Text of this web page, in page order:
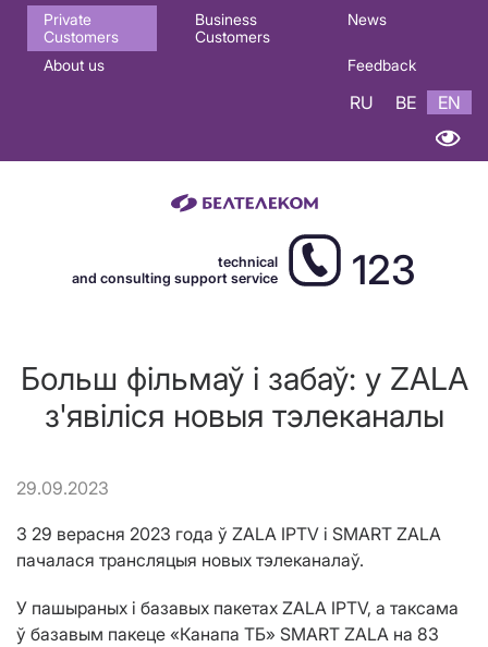
Основная
навигация
Private
Customers
Business
Customers
News
About us Feedback
RU BE EN
technical
and consulting support service
123
Больш фільмаў і забаў: у ZALA
з'явіліся новыя тэлеканалы
29.09.2023
З 29 верасня 2023 года ў ZALA IPTV і SMART ZALA
пачалася трансляцыя новых тэлеканалаў.
У пашыраных і базавых пакетах ZALA IPTV, а таксама
ў базавым пакеце «Канапа ТБ» SMART ZALA на 83